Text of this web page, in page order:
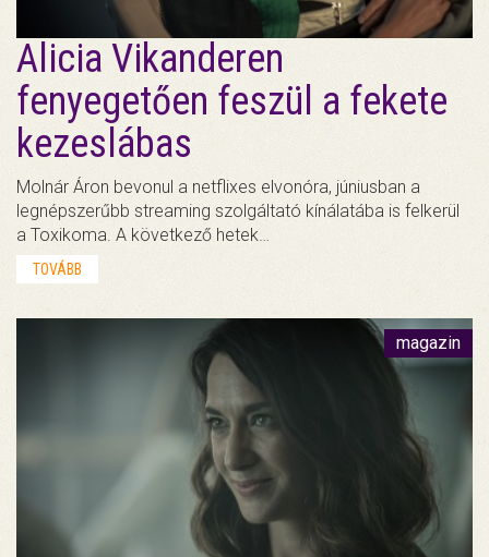
Alicia Vikanderen
fenyegetően feszül a fekete
kezeslábas
Molnár Áron bevonul a netflixes elvonóra, júniusban a
legnépszerűbb streaming szolgáltató kínálatába is felkerül
a Toxikoma. A következő hetek…
TOVÁBB
magazin